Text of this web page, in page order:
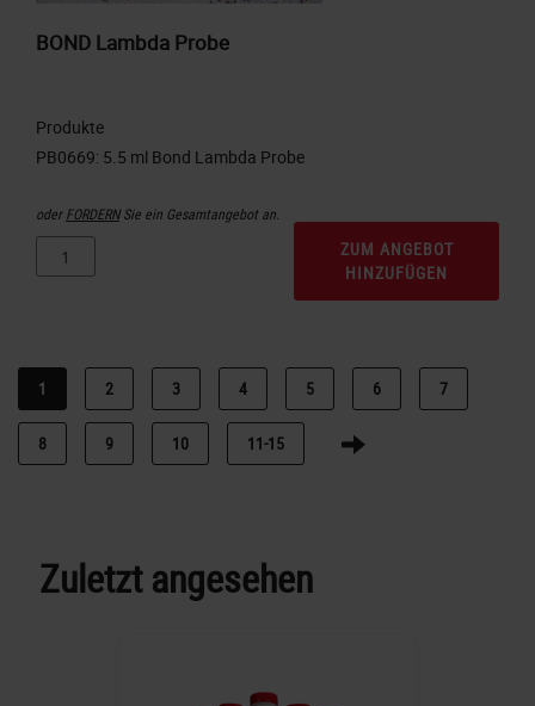
BOND Lambda Probe
Produkte
oderFORDERNSie ein Gesamtangebot an.
ZUM ANGEBOT
HINZUFÜGEN
1 2 3 4 5 6 7
8 9 10 11-15
Zuletzt angesehen